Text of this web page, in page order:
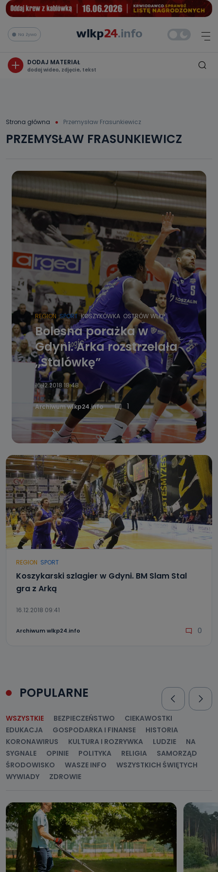
Na żywo
DODAJ MATERIAŁ
dodaj wideo, zdjęcie, tekst
Strona główna Przemysław Frasunkiewicz
PRZEMYSŁAW FRASUNKIEWICZ
REGION SPORT KOSZYKÓWKA OSTRÓW WLKP.
Bolesna porażka w
Gdyni. Arka rozstrzelała
,,Stalówkę”
16.12.2018 18:48
Archiwum wlkp24.info 1
REGION SPORT
Koszykarski szlagier w Gdyni. BM Slam Stal
gra z Arką
16.12.2018 09:41
Archiwum wlkp24.info 0
POPULARNE
WSZYSTKIE BEZPIECZEŃSTWO
CIEKAWOSTKI
EDUKACJA
GOSPODARKA I FINANSE
HISTORIA
KORONAWIRUS
KULTURA I ROZRYWKA LUDZIE
NA
SYGNALE
OPINIE POLITYKA RELIGIA
SAMORZĄD
ŚRODOWISKO
WASZE INFO
WSZYSTKICH ŚWIĘTYCH
WYWIADY
ZDROWIE